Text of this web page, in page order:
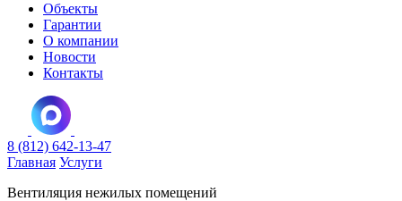
Объекты
Гарантии
О компании
Новости
Контакты
8 (812) 642-13-47
Главная Услуги
Вентиляция нежилых помещений